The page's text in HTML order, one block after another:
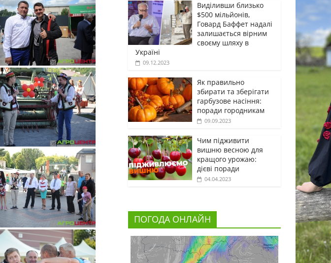
Виділивши близько
$500 мільйонів,
Говард Баффет надалі
залишається вірним
своєму шляху в
Україні
09.12.2023
Як правильно
збирати та зберігати
гарбузове насіння:
поради городникам
09.09.2023
Чим підживити
вишню весною для
кращого урожаю:
дієві поради
04.04.2023
ПОГОДА ОНЛАЙН